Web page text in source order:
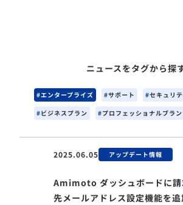
ニュースをタグから探
エンタープライズ サポート
セキュリテ
ビジネスプラン
プロフェッショナルブラン
2025.06.05 アップデート情報
Amimoto ダッシュボードに請
先メールアドレス設定機能を追